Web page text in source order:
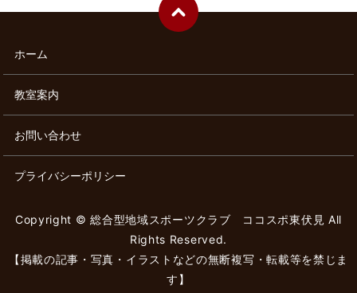
ホーム
教室案内
お問い合わせ
プライバシーポリシー
Copyright © 総合型地域スポーツクラブ ココスポ東伏見 All
Rights Reserved.
【掲載の記事・写真・イラストなどの無断複写・転載等を禁じま
す】